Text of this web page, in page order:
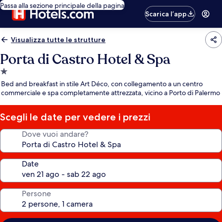
Passa alla sezione principale della pagina
Scarica l’app
Visualizza tutte le strutture
Porta di Castro Hotel & Spa
Struttura
a
1.0
stella
Bed and breakfast in stile Art Déco, con collegamento a un centro
commerciale e spa completamente attrezzata, vicino a Porto di Palermo
Scegli le date per vedere i prezzi
Dove vuoi andare?
Date
Persone